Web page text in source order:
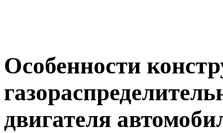
Особенности
двигателя